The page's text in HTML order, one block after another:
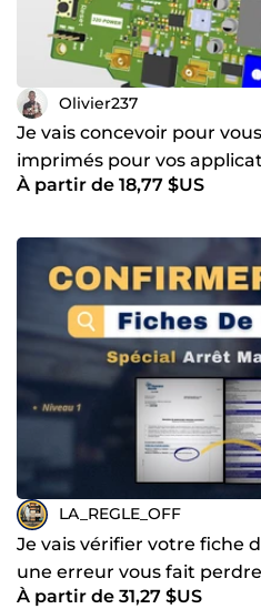
Olivier237
Je vais concevoir pour
imprimés pour vos
À partir de 18,77 $US
LA_REGLE_OFF
Je vais vérifier votre fiche
une erreur vous fait
arrêt
À partir de 31,27 $US